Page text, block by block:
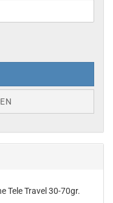
Tele Travel 30-70gr.